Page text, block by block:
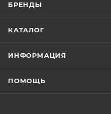
БРЕНДЫ
КАТАЛОГ
ИНФОРМАЦИЯ
ПОМОЩЬ